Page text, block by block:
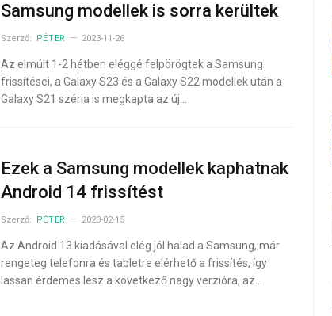
Samsung modellek is sorra kerültek
Szerző: PÉTER 2023-11-26
Az elmúlt 1-2 hétben eléggé felpörögtek a Samsung
frissítései, a Galaxy S23 és a Galaxy S22 modellek után a
Galaxy S21 széria is megkapta az új…
Ezek a Samsung modellek kaphatnak
Android 14 frissítést
Szerző: PÉTER 2023-02-15
Az Android 13 kiadásával elég jól halad a Samsung, már
rengeteg telefonra és tabletre elérhető a frissítés, így
lassan érdemes lesz a következő nagy verzióra, az…